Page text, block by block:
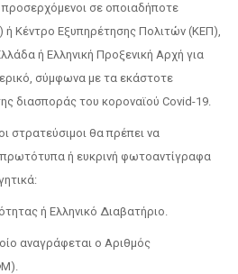
προσερχόμενοι σε οποιαδήποτε
ή Κέντρο Εξυπηρέτησης Πολιτών (ΚΕΠ),
ή Ελληνική Προξενική Αρχή για
σύμφωνα με τα εκάστοτε
διασποράς του κοροναϊού Covid-19.
στρατεύσιμοι θα πρέπει να
ή ευκρινή φωτοαντίγραφα
ή Ελληνικό Διαβατήριο.
αναγράφεται ο Αριθμός